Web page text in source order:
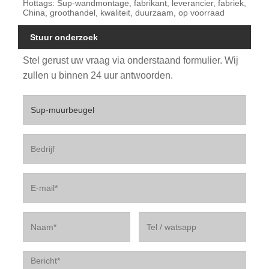
Hottags: Sup-wandmontage, fabrikant, leverancier, fabriek,
China, groothandel, kwaliteit, duurzaam, op voorraad
Stuur onderzoek
Stel gerust uw vraag via onderstaand formulier. Wij
zullen u binnen 24 uur antwoorden.